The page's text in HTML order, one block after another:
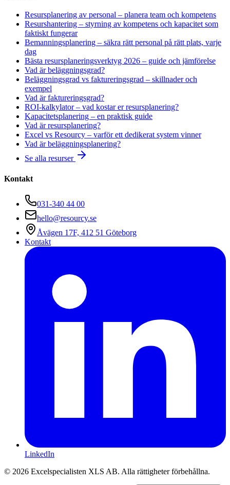
Resursplanering av personal – planera team och kompetens
Resurshantering – styrning av kompetens och kapacitet som
faktiskt fungerar
Bemanningsplanering – säkra rätt personal på rätt plats, varje
dag
Bästa resursplaneringsverktyg 2026 – guide och jämförelse
Vad är beläggningsgrad?
Beläggningsgrad vs faktureringsgrad – skillnader och
exempel
Vad är faktureringsgrad?
ROI-kalkylator – vad kostar er resursplanering?
Kapacitetsplanering – en praktisk guide
Vad är resursplanering?
Excel vs Resourcy – varför ett dedikerat system vinner
Vad är beläggningsplanering?
Se alla resurser
Kontakt
031-340 44 00
hello@resourcy.se
Åvägen 17F, 412 51 Göteborg
Kontakt
LinkedIn
© 2026 Excelspecialisten XLS AB. Alla rättigheter förbehållna.